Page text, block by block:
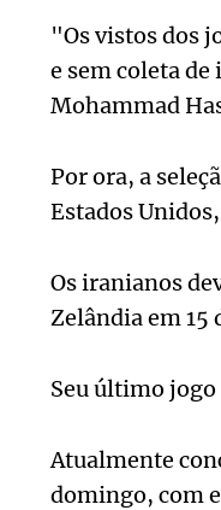
"Os vistos dos
e sem coleta
Mohammad
Por ora, a
Estados
Os iranianos
Zelândia em 15
Seu último
Atualmente
domingo, com